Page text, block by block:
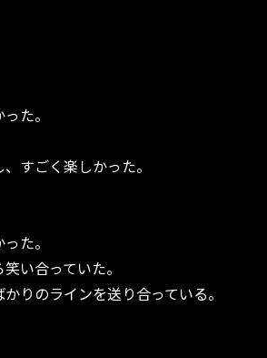
た。
すごく楽しかった。
た。
い合っていた。
りのラインを送り合っている。